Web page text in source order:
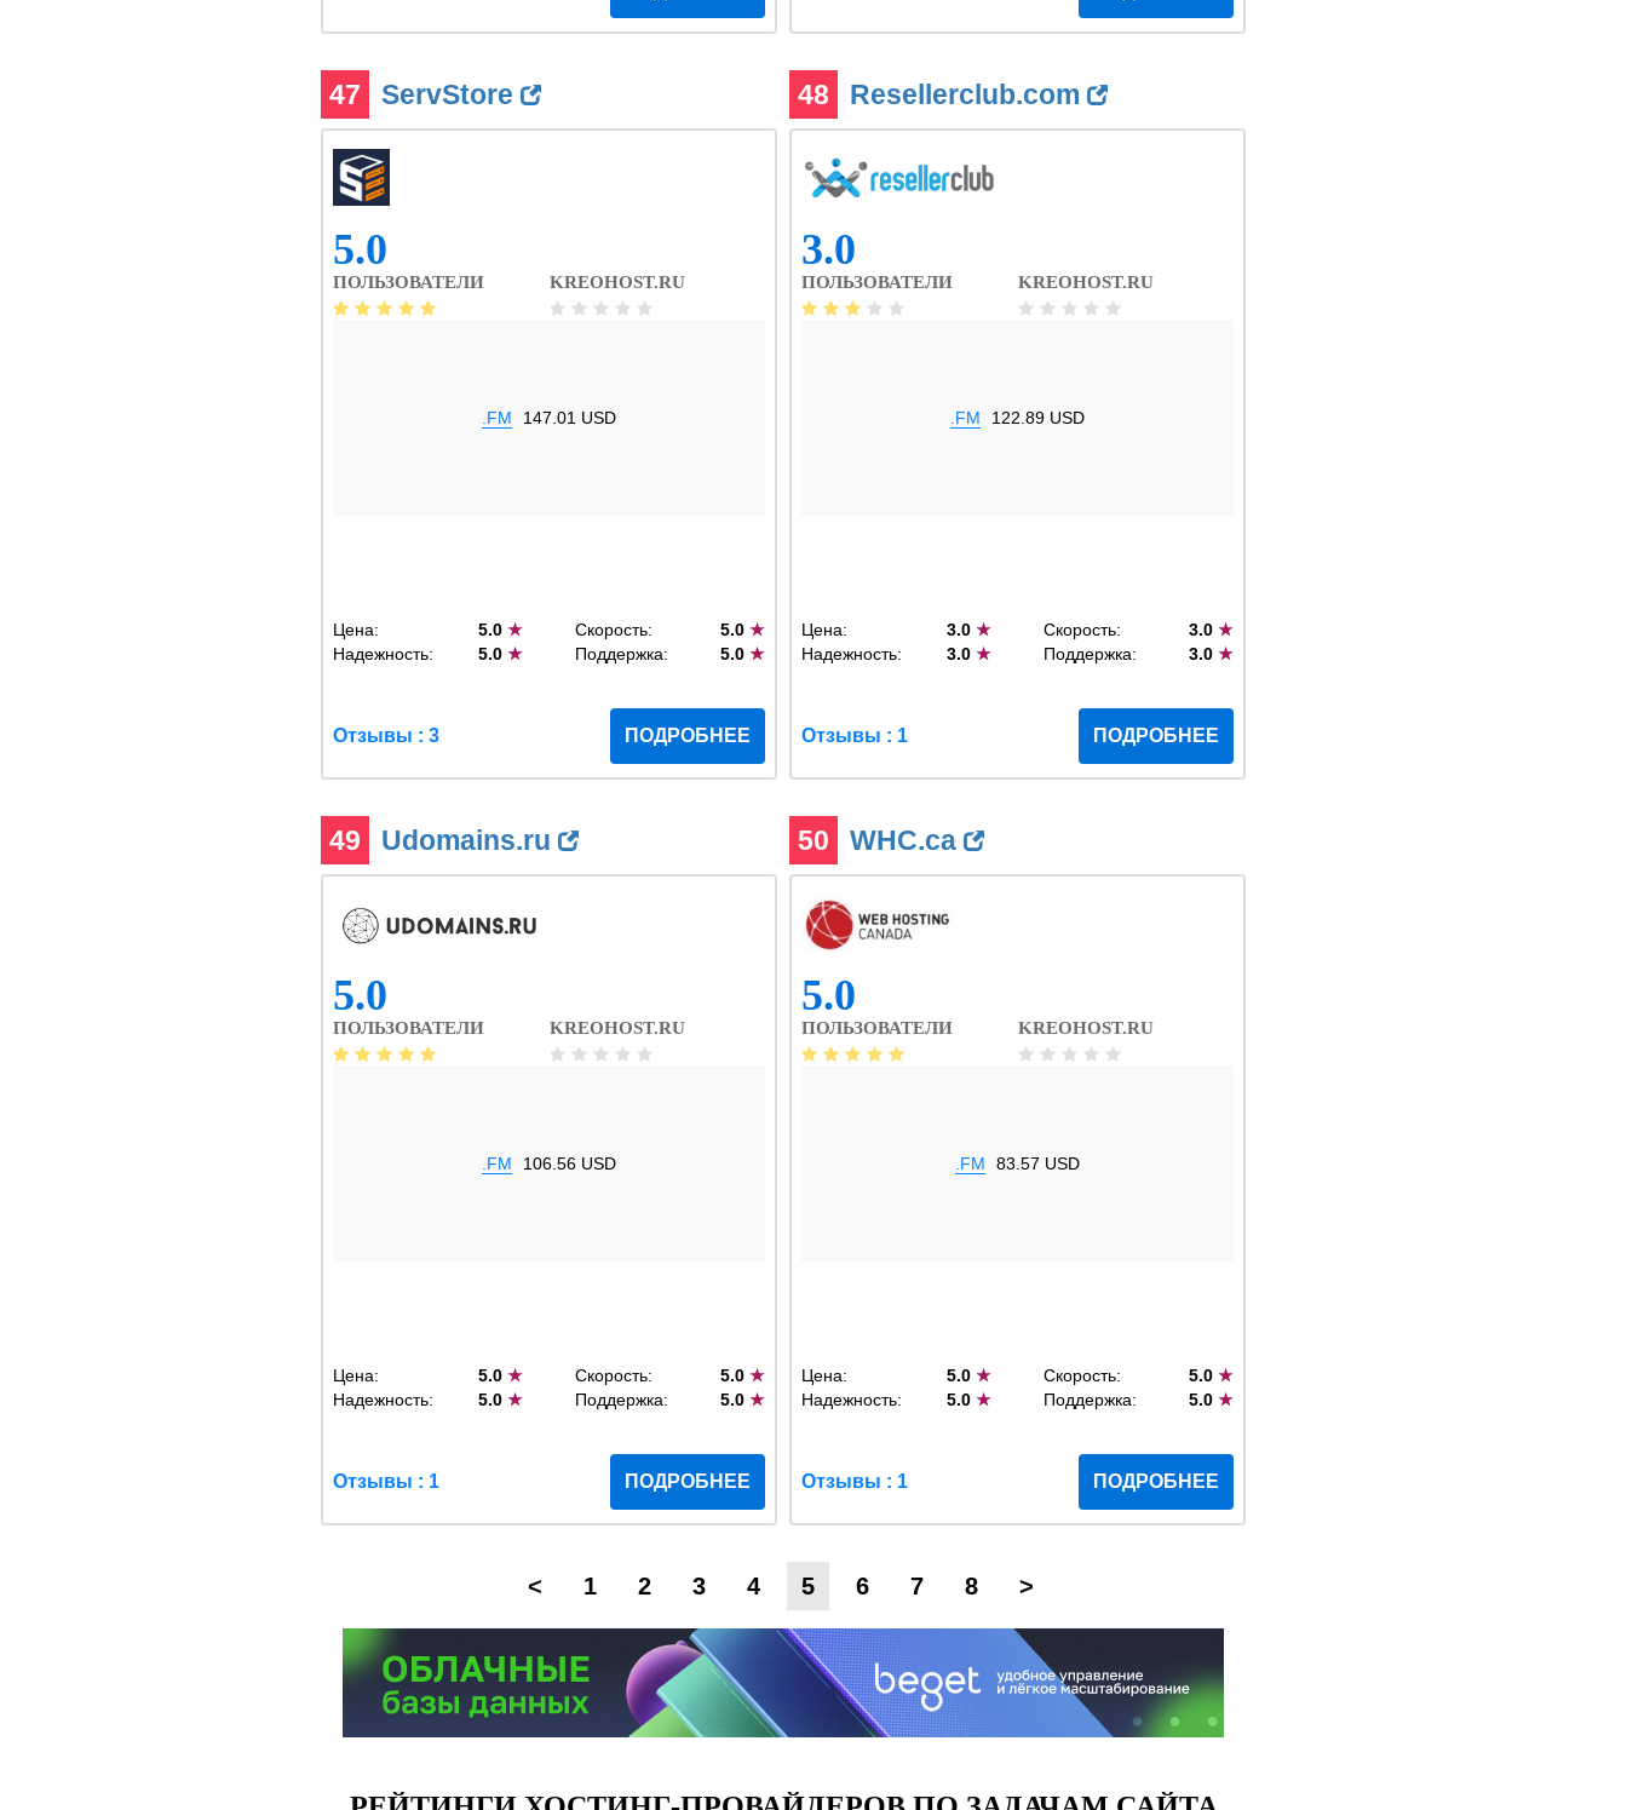
47 ServStore
5.0
ПОЛЬЗОВАТЕЛИ KREOHOST.RU
.FM 147.01 USD
Цена: 5.0★ Скорость: 5.0 ★
Надежность:
5.0★ Поддержка: 5.0 ★
Отзывы : 3 ПОДРОБНЕЕ
48 Resellerclub.com
3.0
ПОЛЬЗОВАТЕЛИ KREOHOST.RU
.FM 122.89 USD
Цена: 3.0★ Скорость: 3.0 ★
Надежность:
3.0★ Поддержка: 3.0 ★
Отзывы : 1 ПОДРОБНЕЕ
49 Udomains.ru
5.0
ПОЛЬЗОВАТЕЛИ KREOHOST.RU
.FM 106.56 USD
Цена: 5.0★ Скорость: 5.0 ★
Надежность:
5.0★ Поддержка: 5.0 ★
Отзывы : 1 ПОДРОБНЕЕ
50 WHC.ca
5.0
ПОЛЬЗОВАТЕЛИ KREOHOST.RU
.FM 83.57 USD
Цена: 5.0★ Скорость: 5.0 ★
Надежность:
5.0★ Поддержка: 5.0 ★
Отзывы : 1 ПОДРОБНЕЕ
< 1 2 3 4 5 6 7 8 >